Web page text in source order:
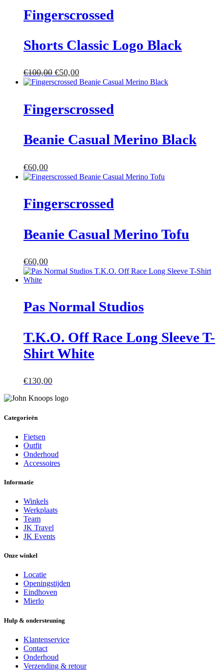
Fingerscrossed
Shorts Classic Logo Black
€100,00 €50,00
Fingerscrossed
Beanie Casual Merino Black
€60,00
Fingerscrossed
Beanie Casual Merino Tofu
€60,00
Pas Normal Studios
T.K.O. Off Race Long Sleeve T-
Shirt White
€130,00
Categorieën
Fietsen
Outfit
Onderhoud
Accessoires
Informatie
Winkels
Werkplaats
Team
JK Travel
JK Events
Onze winkel
Locatie
Openingstijden
Eindhoven
Mierlo
Hulp & ondersteuning
Klantenservice
Contact
Onderhoud
Verzending & retour